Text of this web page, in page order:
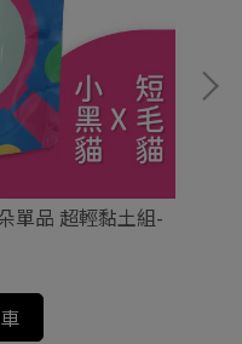
單品 超輕黏土組-